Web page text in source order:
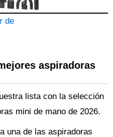
de
aspiradoras
lista con la selección
mini de mano de 2026.
una de las aspiradoras